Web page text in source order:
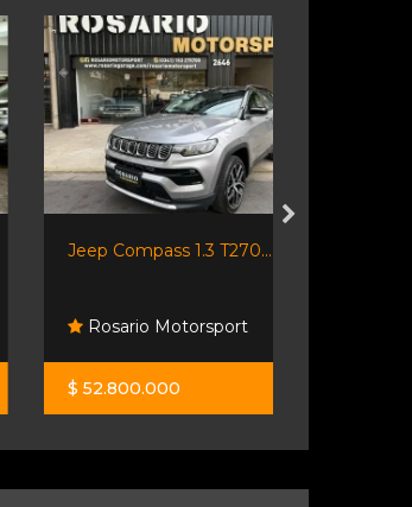
Jeep Compass 1.3 T270...
Rosario Motorsport
$ 52.800.000